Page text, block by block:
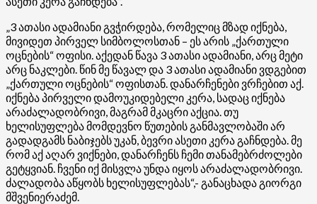
„3 ათასი ადამიანი გვჭირდება, რომელიც მზად იქნება,
მივიდეთ პირველ სიმბოლოსთან – ეს არის „ქართული
ოცნების“ ოფისი. აქედან წავა 3 ათასი ადამიანი, არც მეტი
არც ნაკლები. წინ მე წავალ და 3 ათასი ადამიანი ვდგებით
„ქართული ოცნების“ ოფისთან. დანარჩენები ვრჩებით აქ.
იქნება პირველი დამოუკიდებელი კერა, სადაც იქნება
არაძალადობრივი, მაგრამ მკაცრი აქცია. თუ
ხელისუფლება მომდევნო წუთების განმავლობაში არ
გადადგამს ნაბიჯებს უკან, ბევრი ასეთი კერა გაჩნდება. მე
რომ აქ აღარ ვიქნები, დანარჩენს ჩემი თანამებრძოლები
გეტყვიან. ჩვენი იქ მისვლა უნდა იყოს არაძალადობრივი.
ძალადობა აწყობს ხელისუფლებას“,- განაცხადა გიორგი
მშვენიერაძემ.